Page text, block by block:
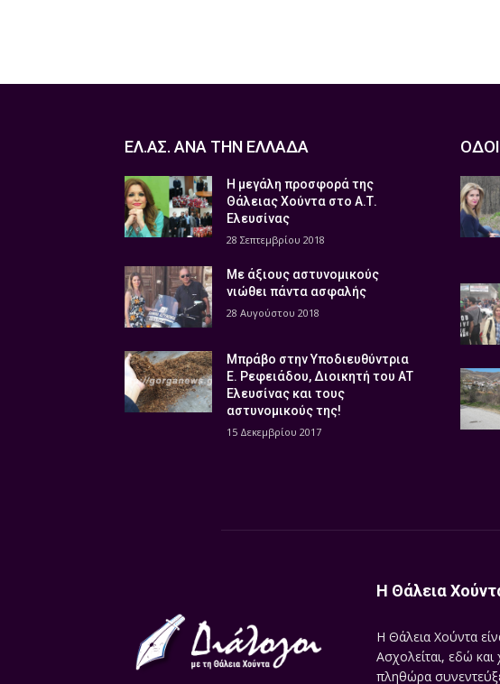
ΕΛ.ΑΣ. ΑΝΑ ΤΗΝ ΕΛΛΑΔΑ
Η μεγάλη προσφορά της
Θάλειας Χούντα στο Α.Τ.
Ελευσίνας
28 Σεπτεμβρίου 2018
Με άξιους αστυνομικούς
νιώθει πάντα ασφαλής
28 Αυγούστου 2018
Μπράβο στην Υποδιευθύντρια
Ε. Ρεφειάδου, Διοικητή του ΑΤ
Ελευσίνας και τους
αστυνομικούς της!
15 Δεκεμβρίου 2017
Η Θάλεια
Η Θάλεια Χούντα
Ασχολείται, εδώ
πληθώρα